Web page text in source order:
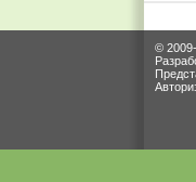
©